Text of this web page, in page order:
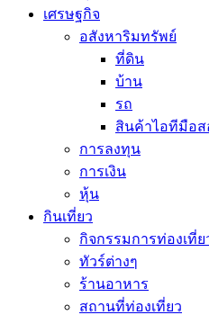
เศรษฐกิจ
อสังหาริมทรัพย์
ที่ดิน
บ้าน
รถ
สินค้าไอทีมือส
การลงทุน
การเงิน
หุ้น
กินเที่ยว
กิจกรรมการท่องเที่ย
ทัวร์ต่างๆ
ร้านอาหาร
สถานที่ท่องเที่ยว